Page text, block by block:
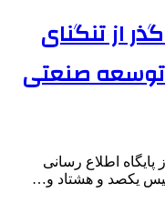
از تنگنای
توسعه صنعتی
اطلاع رسانی
یکصد و هشتاد و…